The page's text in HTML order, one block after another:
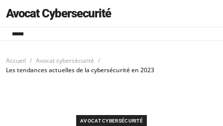
Avocat Cybersecurité
Accueil
Avocat cybersécurité
Les tendances actuelles de la cybersécurité en 2023
AVOCAT CYBERSÉCURITÉ